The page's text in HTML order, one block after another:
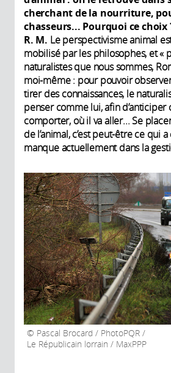
cherchant de la nourriture,
chasseurs... Pourquoi ce choix
R. M. Le perspectivisme animal
mobilisé par les philosophes, et «
naturalistes que nous sommes,
moi-même : pour pouvoir
tirer des connaissances, le
penser comme lui, afin d’anticiper
comporter, où il va aller... Se
de l’animal, c’est peut-être ce qui
manque actuellement dans la
Pascal Brocard / PhotoPQR /
Le Républicain lorrain / MaxPPP